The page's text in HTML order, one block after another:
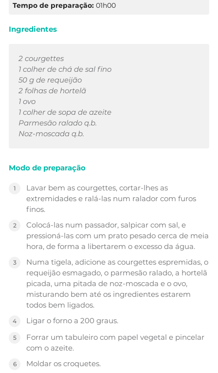
Tempo de preparação: 01h00
Ingredientes
2 courgettes
1 colher de chá de sal fino
50 g de requeijão
2 folhas de hortelã
1 ovo
1 colher de sopa de azeite
Parmesão ralado q.b.
Noz-moscada q.b.
Modo de preparação
Lavar bem as courgettes, cortar-lhes as
extremidades e ralá-las num ralador com furos
finos.
Colocá-las num passador, salpicar com sal, e
pressioná-las com um prato pesado cerca de meia
hora, de forma a libertarem o excesso da água.
Numa tigela, adicione as courgettes espremidas, o
requeijão esmagado, o parmesão ralado, a hortelã
picada, uma pitada de noz-moscada e o ovo,
misturando bem até os ingredientes estarem
todos bem ligados.
Ligar o forno a 200 graus.
Forrar um tabuleiro com papel vegetal e pincelar
com o azeite.
Moldar os croquetes.